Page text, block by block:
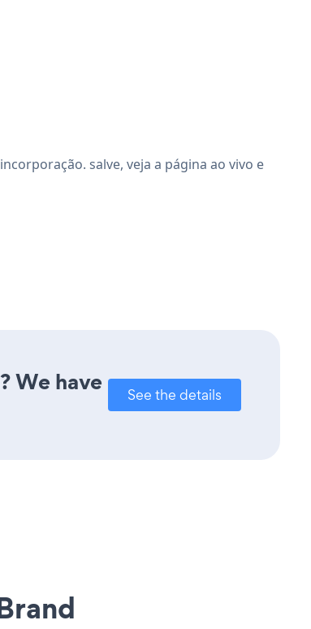
salve, veja a página ao vivo e
We have
See the details